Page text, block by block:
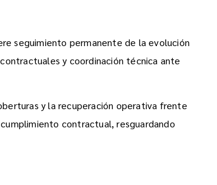
seguimiento permanente de la evolución
y coordinación técnica ante
y la recuperación operativa frente
contractual, resguardando